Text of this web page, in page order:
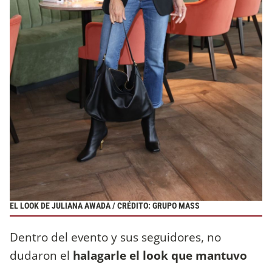
EL LOOK DE JULIANA AWADA / CRÉDITO: GRUPO MASS
Dentro del evento y sus seguidores, no
dudaron el halagarle el look que mantuvo